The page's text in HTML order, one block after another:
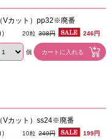
Vカット）pp32※廃番
20粒 308円 246円
個
Vカット）ss24※廃番
10粒 249円 199円